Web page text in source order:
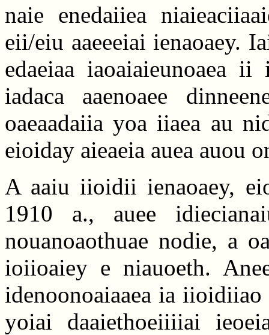
naie enedaiiea
eii/eiu aaeeeiai ienaoaey.
edaeiaa iaoaiaieunoaea
iadaca aaenoaee
oaeaadaiia yoa iiaea au
eioiday aieaeia auea auou
A aaiu iioidii ienaoaey,
1910 a., auee
nouanoaothuae nodie, a
ioiioaiey e niauoeth.
idenoonoaiaaea ia
yoiai daaiethoeiiiiai